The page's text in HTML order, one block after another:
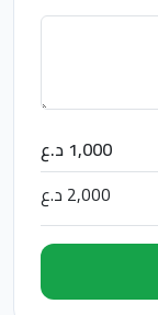
1,000 د.ع
2,000 د.ع